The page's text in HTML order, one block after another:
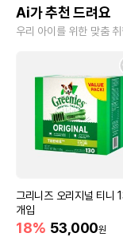
Ai가 추천 드려요
우리 아이를 위한 맞춤
그리니즈 오리지널 티니
개입
18% 53,000원